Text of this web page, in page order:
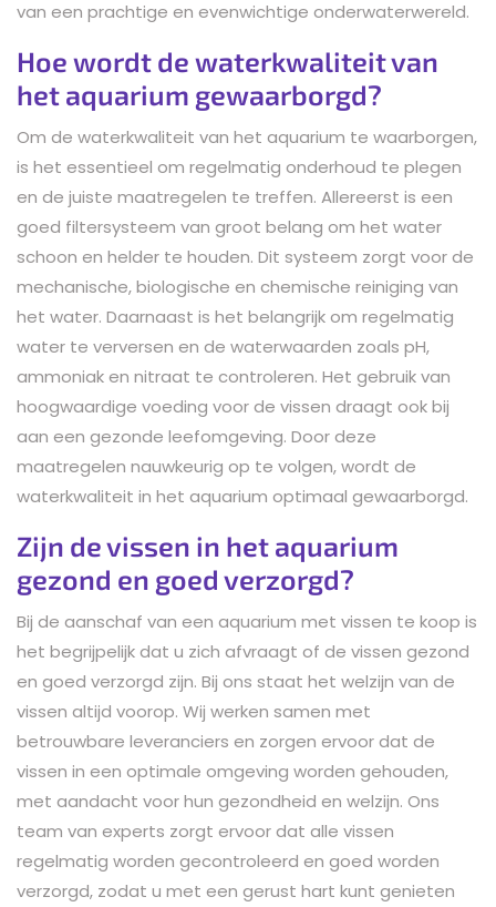
van een prachtige en evenwichtige onderwaterwereld.
Hoe wordt de waterkwaliteit van
het aquarium gewaarborgd?
Om de waterkwaliteit van het aquarium te waarborgen,
is het essentieel om regelmatig onderhoud te plegen
en de juiste maatregelen te treffen. Allereerst is een
goed filtersysteem van groot belang om het water
schoon en helder te houden. Dit systeem zorgt voor de
mechanische, biologische en chemische reiniging van
het water. Daarnaast is het belangrijk om regelmatig
water te verversen en de waterwaarden zoals pH,
ammoniak en nitraat te controleren. Het gebruik van
hoogwaardige voeding voor de vissen draagt ook bij
aan een gezonde leefomgeving. Door deze
maatregelen nauwkeurig op te volgen, wordt de
waterkwaliteit in het aquarium optimaal gewaarborgd.
Zijn de vissen in het aquarium
gezond en goed verzorgd?
Bij de aanschaf van een aquarium met vissen te koop is
het begrijpelijk dat u zich afvraagt of de vissen gezond
en goed verzorgd zijn. Bij ons staat het welzijn van de
vissen altijd voorop. Wij werken samen met
betrouwbare leveranciers en zorgen ervoor dat de
vissen in een optimale omgeving worden gehouden,
met aandacht voor hun gezondheid en welzijn. Ons
team van experts zorgt ervoor dat alle vissen
regelmatig worden gecontroleerd en goed worden
verzorgd, zodat u met een gerust hart kunt genieten